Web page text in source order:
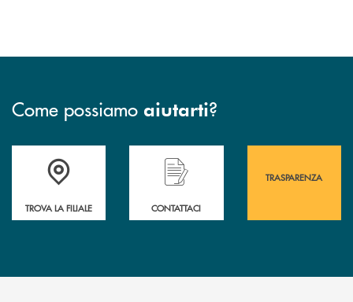
Come possiamo aiutarti?
Accedi all' elenco completo&nbsp; delle&nbsp; filiali&nbsp; di Banca
TROVA LA FILIALE
Hai bisogno di assistenza immediata?
CONTATTACI
TRASPARENZA